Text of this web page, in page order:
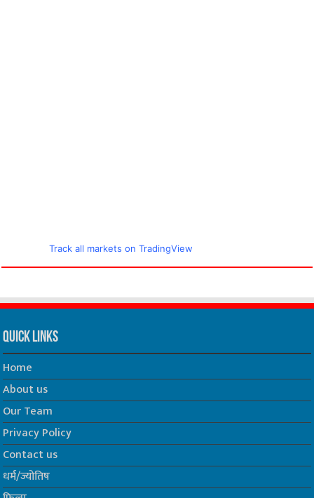
Track all markets on TradingView
Quick Links
Home
About us
Our Team
Privacy Policy
Contact us
धर्म/ज्योतिष